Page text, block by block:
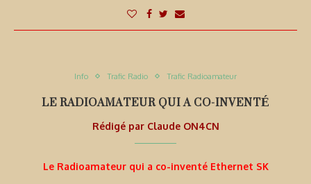
Info Trafic Radio Trafic Radioamateur
LE RADIOAMATEUR QUI A CO-INVENTÉ
Rédigé par Claude ON4CN
Le Radioamateur qui a co-inventé Ethernet SK